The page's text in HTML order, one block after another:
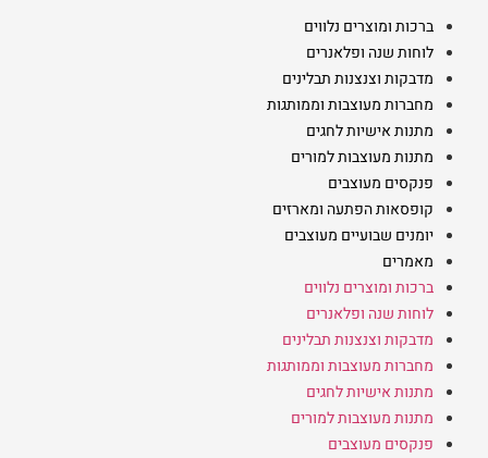
ברכות ומוצרים נלווים
לוחות שנה ופלאנרים
מדבקות וצנצנות תבלינים
מחברות מעוצבות וממותגות
מתנות אישיות לחגים
מתנות מעוצבות למורים
פנקסים מעוצבים
קופסאות הפתעה ומארזים
יומנים שבועיים מעוצבים
מאמרים
ברכות ומוצרים נלווים
לוחות שנה ופלאנרים
מדבקות וצנצנות תבלינים
מחברות מעוצבות וממותגות
מתנות אישיות לחגים
מתנות מעוצבות למורים
פנקסים מעוצבים